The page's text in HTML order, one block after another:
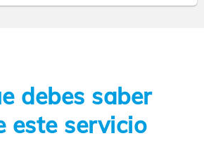
debes saber
este servicio